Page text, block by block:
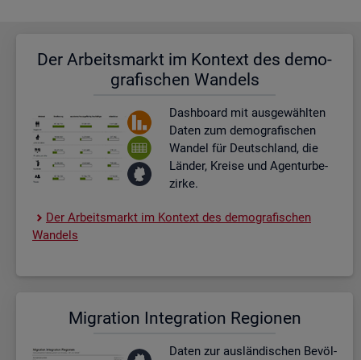
Der Ar­beits­markt im Kon­text des de­mo­
gra­fi­schen Wan­dels
Dash­board mit aus­ge­wähl­ten
Daten zum de­mo­gra­fi­schen
Wan­del für Deutsch­land, die
Län­der, Krei­se und Agen­tur­be­
zir­ke.
Der Ar­beits­markt im Kon­text des de­mo­gra­fi­schen
Wan­dels
Mi­gra­ti­on In­te­gra­ti­on Re­gio­nen
Daten zur aus­län­di­schen Be­völ­